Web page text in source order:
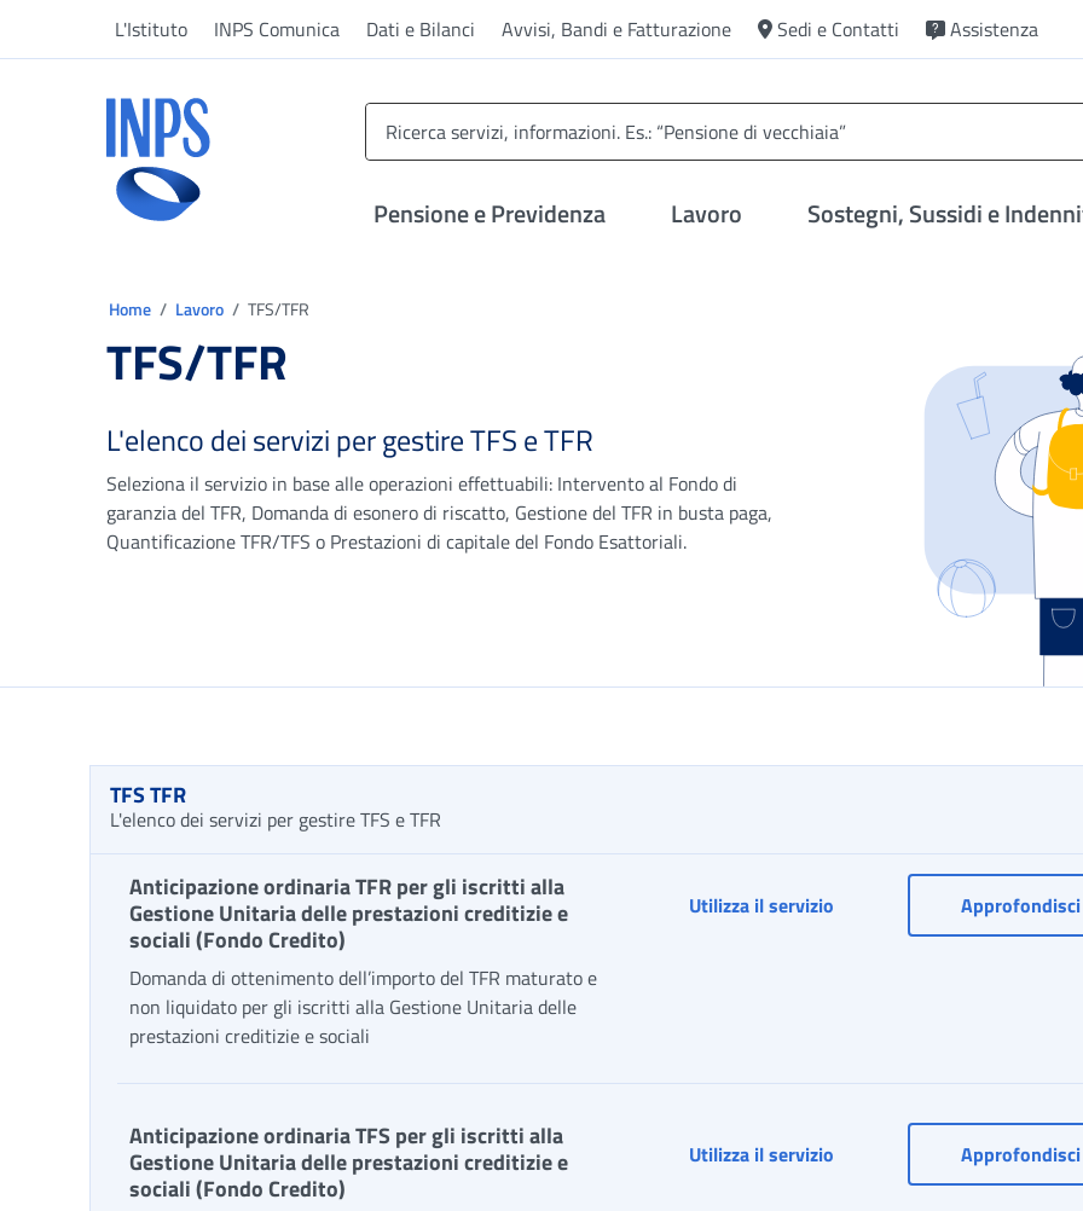
L'Istituto INPS Comunica Dati e Bilanci Avvisi, Bandi e Fatturazione Sedi e Contatti Assistenza
Pensione e Previdenza Lavoro Sostegni, Sussidi e
Home Lavoro TFS/TFR
TFS/TFR
L'elenco dei servizi per gestire TFS e TFR
Seleziona il servizio in base alle operazioni effettuabili: Intervento al Fondo di
garanzia del TFR, Domanda di esonero di riscatto, Gestione del TFR in busta paga,
Quantificazione TFR/TFS o Prestazioni di capitale del Fondo Esattoriali.
TFS TFR
L'elenco dei servizi per gestire TFS e TFR
Anticipazione ordinaria TFR per gli iscritti alla
Gestione Unitaria delle prestazioni creditizie e
sociali (Fondo Credito)
Domanda di ottenimento dell’importo del TFR maturato e
non liquidato per gli iscritti alla Gestione Unitaria delle
prestazioni creditizie e sociali
Utilizza il servizioAnticipazione ordinaria TFR
Approfondisci
Anticipazione ordinaria TFS per gli iscritti alla
Gestione Unitaria delle prestazioni creditizie e
sociali (Fondo Credito)
Utilizza il servizioAnticipazione ordinaria TFS
Approfondisci